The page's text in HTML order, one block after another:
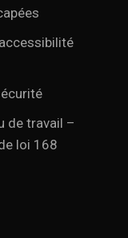
de travail –
loi 168